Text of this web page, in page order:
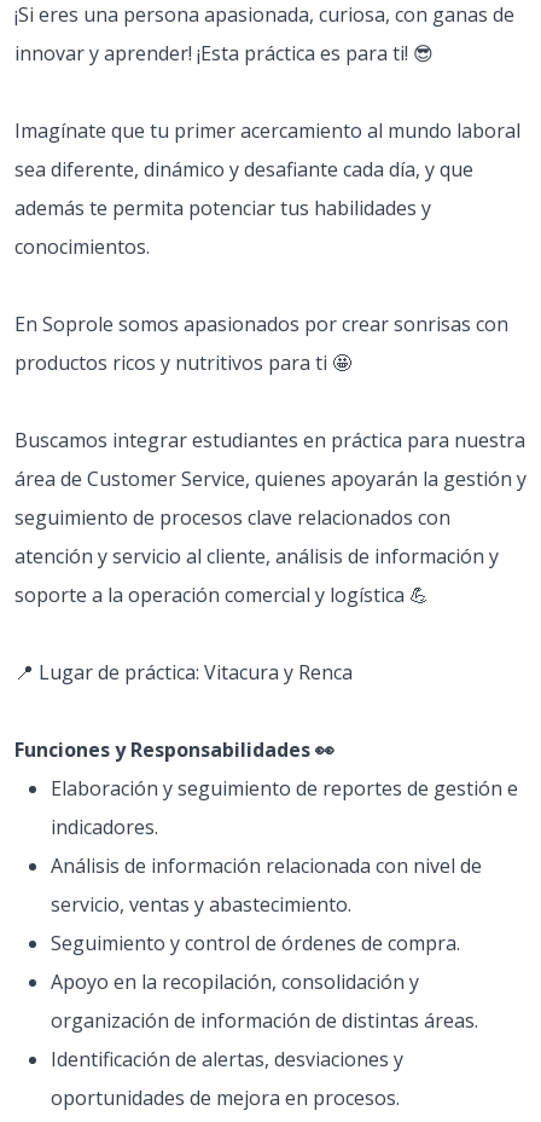
¡Si eres una persona apasionada, curiosa, con ganas de
innovar y aprender! ¡Esta práctica es para ti! 😎
Imagínate que tu primer acercamiento al mundo laboral
sea diferente, dinámico y desafiante cada día, y que
además te permita potenciar tus habilidades y
conocimientos.
En Soprole somos apasionados por crear sonrisas con
productos ricos y nutritivos para ti 🤩
Buscamos integrar estudiantes en práctica para nuestra
área de Customer Service, quienes apoyarán la gestión y
seguimiento de procesos clave relacionados con
atención y servicio al cliente, análisis de información y
soporte a la operación comercial y logística 💪
📍 Lugar de práctica: Vitacura y Renca
Funciones y Responsabilidades 👀
Elaboración y seguimiento de reportes de gestión e
indicadores.
Análisis de información relacionada con nivel de
servicio, ventas y abastecimiento.
Seguimiento y control de órdenes de compra.
Apoyo en la recopilación, consolidación y
organización de información de distintas áreas.
Identificación de alertas, desviaciones y
oportunidades de mejora en procesos.